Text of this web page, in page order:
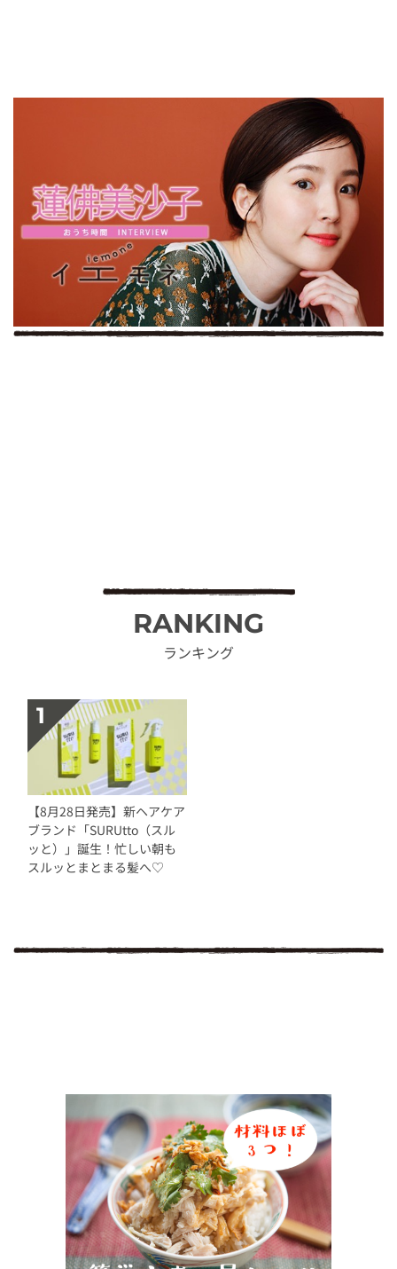
RANKING
ランキング
【8月28日発売】新ヘアケア
ブランド「SURUtto（スル
ッと）」誕生！忙しい朝も
スルッとまとまる髪へ♡